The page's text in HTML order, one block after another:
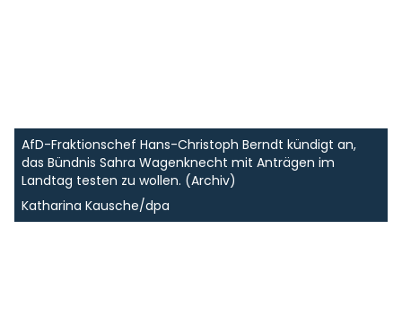
AfD-Fraktionschef Hans-Christoph Berndt kündigt an,
das Bündnis Sahra Wagenknecht mit Anträgen im
Landtag testen zu wollen. (Archiv)
Katharina Kausche/dpa